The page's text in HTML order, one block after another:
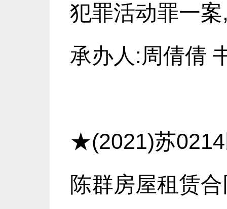
犯罪活动罪一
承办人:周倩倩
★(2021)苏
陈群房屋租赁